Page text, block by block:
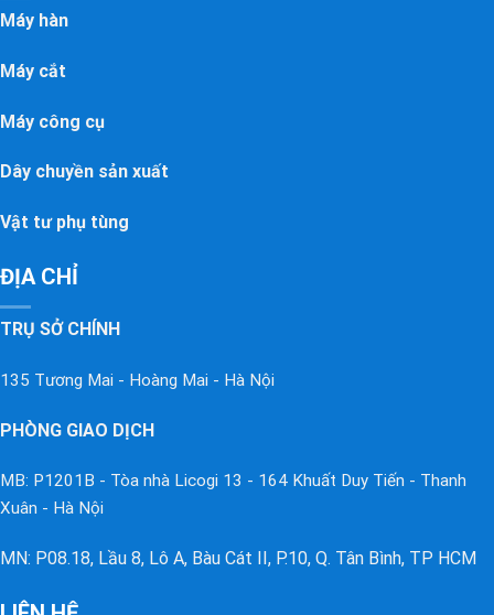
Máy hàn
Máy cắt
Máy công cụ
Dây chuyền sản xuất
Vật tư phụ tùng
ĐỊA CHỈ
TRỤ SỞ CHÍNH
135 Tương Mai - Hoàng Mai - Hà Nội
PHÒNG GIAO DỊCH
MB: P1201B - Tòa nhà Licogi 13 - 164 Khuất Duy Tiến - Thanh
Xuân - Hà Nội
MN: P08.18, Lầu 8, Lô A, Bàu Cát II, P.10, Q. Tân Bình, TP HCM